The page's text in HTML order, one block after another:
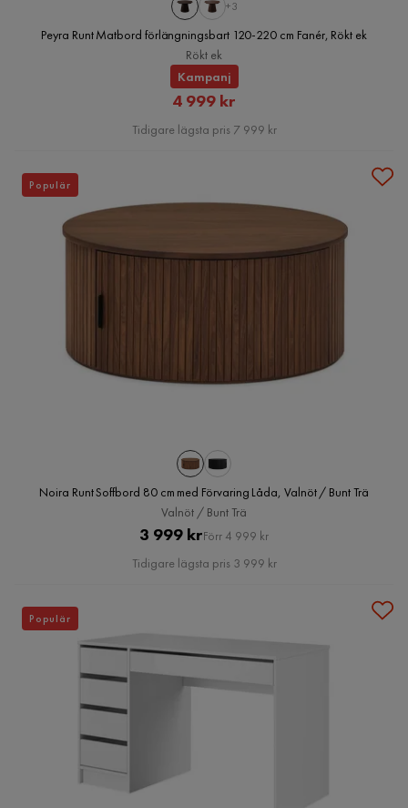
+3
Peyra Runt Matbord förlängningsbart 120-220 cm Fanér, Rökt ek
Rökt ek
Kampanj
Rabatterat
Pris
4 999 kr
Tidigare lägsta pris 7 999 kr
Noira Runt Soffbord 80 cm med Förvaring Låda, Valnöt / Bunt Trä
Valnöt / Bunt Trä
Pris
3 999 krOriginal
Pris
Förr 4 999 kr
Tidigare lägsta pris 3 999 kr
Populär
Populär